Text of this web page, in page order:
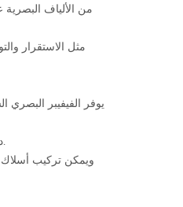
مثل الاستقرار
دون الحاجة إلى موسعات أو محول أو مضخم غير متوازن.